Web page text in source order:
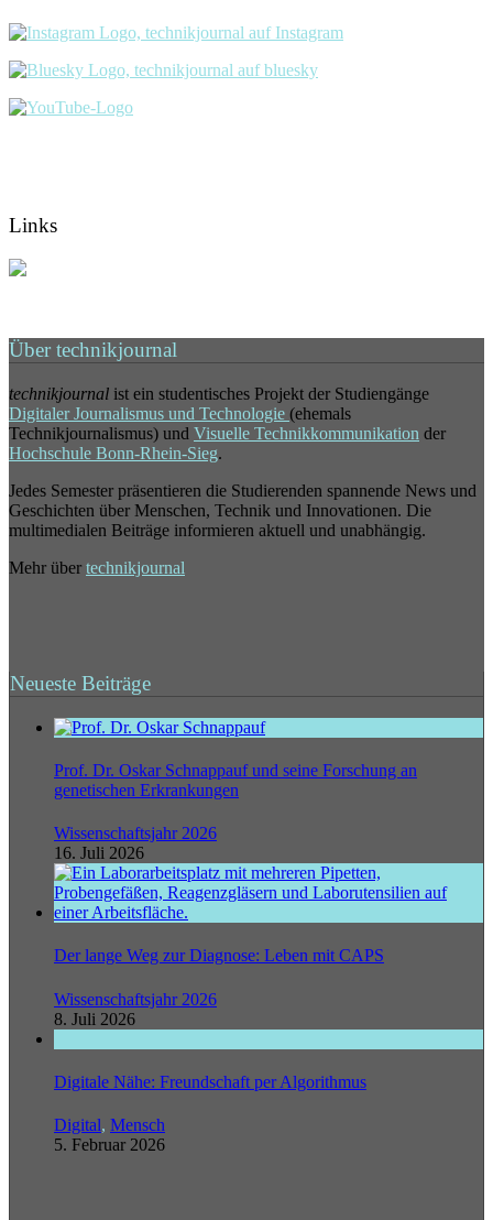
Links
Über technikjournal
technikjournal ist ein studentisches Projekt der Studiengänge
Digitaler Journalismus und Technologie (ehemals
Technikjournalismus) und Visuelle Technikkommunikation der
Hochschule Bonn-Rhein-Sieg.
Jedes Semester präsentieren die Studierenden spannende News und
Geschichten über Menschen, Technik und Innovationen. Die
multimedialen Beiträge informieren aktuell und unabhängig.
Mehr über technikjournal
Neueste Beiträge
Prof. Dr. Oskar Schnappauf und seine Forschung an
genetischen Erkrankungen
Wissenschaftsjahr 2026
16. Juli 2026
Der lange Weg zur Diagnose: Leben mit CAPS
Wissenschaftsjahr 2026
8. Juli 2026
Digitale Nähe: Freundschaft per Algorithmus
Digital, Mensch
5. Februar 2026